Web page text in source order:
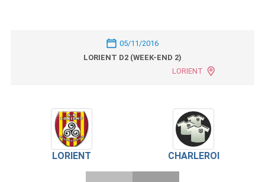
05/11/2016
LORIENT D2 (WEEK-END 2)
LORIENT
LORIENT CHARLEROI